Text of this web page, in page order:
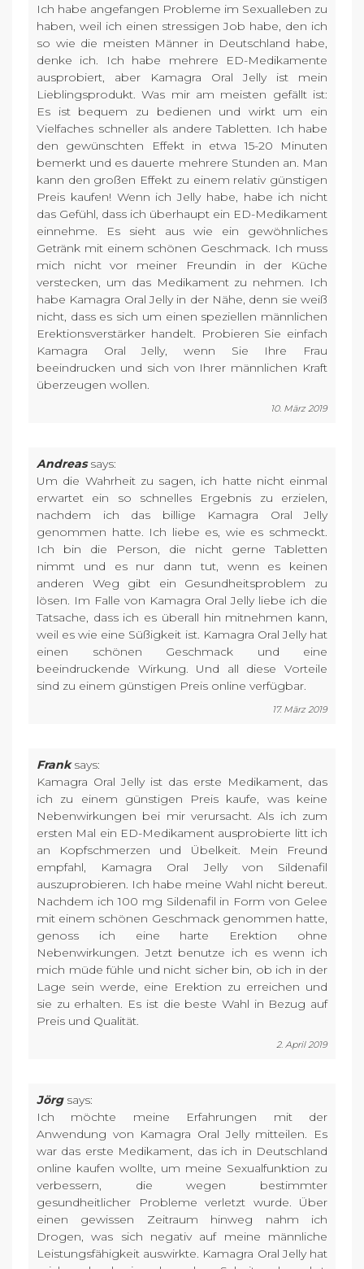
Ich habe angefangen Probleme im Sexualleben zu
haben, weil ich einen stressigen Job habe, den ich
so wie die meisten Männer in Deutschland habe,
denke ich. Ich habe mehrere ED-Medikamente
ausprobiert, aber Kamagra Oral Jelly ist mein
Lieblingsprodukt. Was mir am meisten gefällt ist:
Es ist bequem zu bedienen und wirkt um ein
Vielfaches schneller als andere Tabletten. Ich habe
den gewünschten Effekt in etwa 15-20 Minuten
bemerkt und es dauerte mehrere Stunden an. Man
kann den großen Effekt zu einem relativ günstigen
Preis kaufen! Wenn ich Jelly habe, habe ich nicht
das Gefühl, dass ich überhaupt ein ED-Medikament
einnehme. Es sieht aus wie ein gewöhnliches
Getränk mit einem schönen Geschmack. Ich muss
mich nicht vor meiner Freundin in der Küche
verstecken, um das Medikament zu nehmen. Ich
habe Kamagra Oral Jelly in der Nähe, denn sie weiß
nicht, dass es sich um einen speziellen männlichen
Erektionsverstärker handelt. Probieren Sie einfach
Kamagra Oral Jelly, wenn Sie Ihre Frau
beeindrucken und sich von Ihrer männlichen Kraft
überzeugen wollen.
10. März 2019
Andreas says:
Um die Wahrheit zu sagen, ich hatte nicht einmal
erwartet ein so schnelles Ergebnis zu erzielen,
nachdem ich das billige Kamagra Oral Jelly
genommen hatte. Ich liebe es, wie es schmeckt.
Ich bin die Person, die nicht gerne Tabletten
nimmt und es nur dann tut, wenn es keinen
anderen Weg gibt ein Gesundheitsproblem zu
lösen. Im Falle von Kamagra Oral Jelly liebe ich die
Tatsache, dass ich es überall hin mitnehmen kann,
weil es wie eine Süßigkeit ist. Kamagra Oral Jelly hat
einen schönen Geschmack und eine
beeindruckende Wirkung. Und all diese Vorteile
sind zu einem günstigen Preis online verfügbar.
17. März 2019
Frank says:
Kamagra Oral Jelly ist das erste Medikament, das
ich zu einem günstigen Preis kaufe, was keine
Nebenwirkungen bei mir verursacht. Als ich zum
ersten Mal ein ED-Medikament ausprobierte litt ich
an Kopfschmerzen und Übelkeit. Mein Freund
empfahl, Kamagra Oral Jelly von Sildenafil
auszuprobieren. Ich habe meine Wahl nicht bereut.
Nachdem ich 100 mg Sildenafil in Form von Gelee
mit einem schönen Geschmack genommen hatte,
genoss ich eine harte Erektion ohne
Nebenwirkungen. Jetzt benutze ich es wenn ich
mich müde fühle und nicht sicher bin, ob ich in der
Lage sein werde, eine Erektion zu erreichen und
sie zu erhalten. Es ist die beste Wahl in Bezug auf
Preis und Qualität.
2. April 2019
Jörg says:
Ich möchte meine Erfahrungen mit der
Anwendung von Kamagra Oral Jelly mitteilen. Es
war das erste Medikament, das ich in Deutschland
online kaufen wollte, um meine Sexualfunktion zu
verbessern, die wegen bestimmter
gesundheitlicher Probleme verletzt wurde. Über
einen gewissen Zeitraum hinweg nahm ich
Drogen, was sich negativ auf meine männliche
Leistungsfähigkeit auswirkte. Kamagra Oral Jelly hat